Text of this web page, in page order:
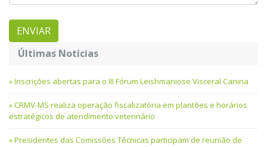
Últimas Notícias
Inscrições abertas para o III Fórum Leishmaniose Visceral Canina
CRMV-MS realiza operação fiscalizatória em plantões e horários
estratégicos de atendimento veterinário
Presidentes das Comissões Técnicas participam de reunião de